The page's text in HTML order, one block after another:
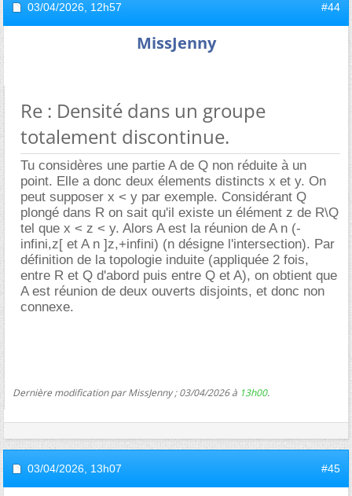
03/04/2026, 12h57 #44
MissJenny
Re : Densité dans un groupe
totalement discontinue.
Tu considères une partie A de Q non réduite à un
point. Elle a donc deux élements distincts x et y. On
peut supposer x < y par exemple. Considérant Q
plongé dans R on sait qu'il existe un élément z de R\Q
tel que x < z < y. Alors A est la réunion de A n (-
infini,z[ et A n ]z,+infini) (n désigne l'intersection). Par
définition de la topologie induite (appliquée 2 fois,
entre R et Q d'abord puis entre Q et A), on obtient que
A est réunion de deux ouverts disjoints, et donc non
connexe.
Dernière modification par MissJenny ; 03/04/2026 à 13h00.
03/04/2026, 13h07 #45